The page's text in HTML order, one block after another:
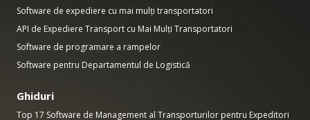
Software de expediere cu mai mulți transportatori
API de Expediere Transport cu Mai Mulți Transportatori
Software de programare a rampelor
Software pentru Departamentul de Logistică
Ghiduri
Top 17 Software de Management al Transporturilor pentru Expeditori